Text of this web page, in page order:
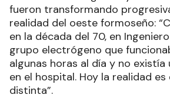
fueron transformando
realidad del oeste formoseño:
en la década del 70, en
grupo electrógeno que
algunas horas al día y no existía
en el hospital. Hoy la realidad
distinta”.